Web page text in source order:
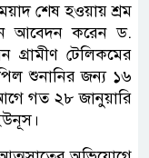
শেষ হওয়ায় শ্রম
আবেদন করেন ড.
টেলিকমের
শুনানির জন্য ১৬
গত ২৮ জানুয়ারি